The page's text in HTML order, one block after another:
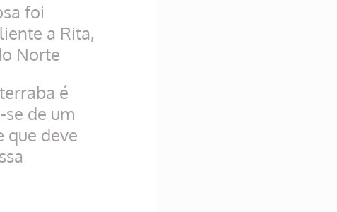
foi
a Rita,
Norte
é
de um
que deve